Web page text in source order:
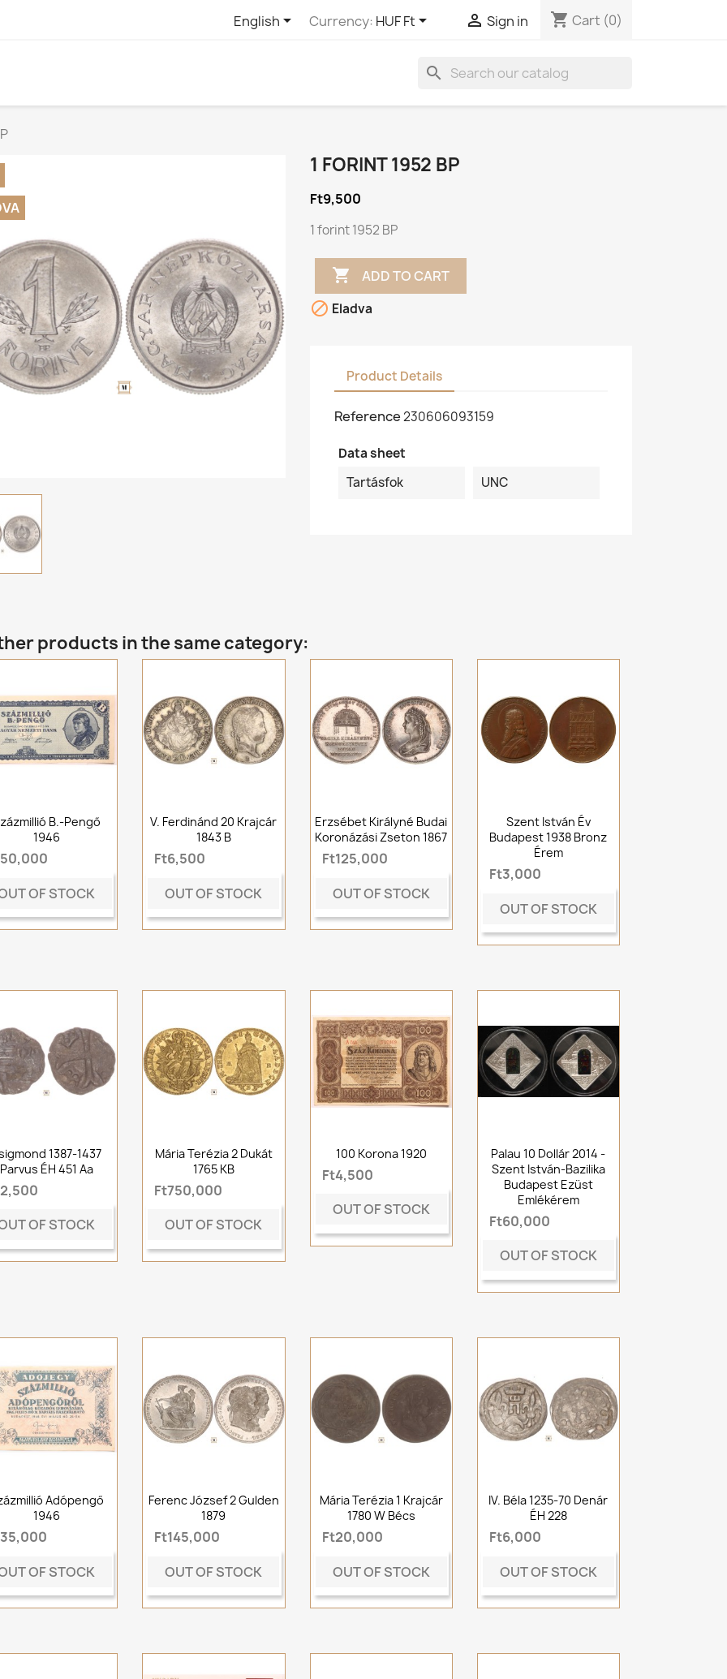
English Currency: HUF Ft  Sign in shopping_cart Cart (0)
search
1 FORINT 1952 BP
Ft9,500
1 forint 1952 BP
 ADD TO CART
 Eladva
Product Details
Reference230606093159
Data sheet
Tartásfok
UNC
products in the same category:
B.-Pengő
1946
OF STOCK
V. Ferdinánd 20 Krajcár
1843 B
Ft6,500
OUT OF STOCK
Erzsébet Királyné Budai
Koronázási Zseton 1867
Ft125,000
OUT OF STOCK
Szent István Év
Budapest 1938 Bronz
Érem
Ft3,000
OUT OF STOCK
1387-1437
Parvus ÉH 451 Aa
OF STOCK
Mária Terézia 2 Dukát
1765 KB
Ft750,000
OUT OF STOCK
100 Korona 1920
Ft4,500
OUT OF STOCK
Palau 10 Dollár 2014 -
Szent István-Bazilika
Budapest Ezüst
Emlékérem
Ft60,000
OUT OF STOCK
Adópengő
1946
OF STOCK
Ferenc József 2 Gulden
1879
Ft145,000
OUT OF STOCK
Mária Terézia 1 Krajcár
1780 W Bécs
Ft20,000
OUT OF STOCK
IV. Béla 1235-70 Denár
ÉH 228
Ft6,000
OUT OF STOCK